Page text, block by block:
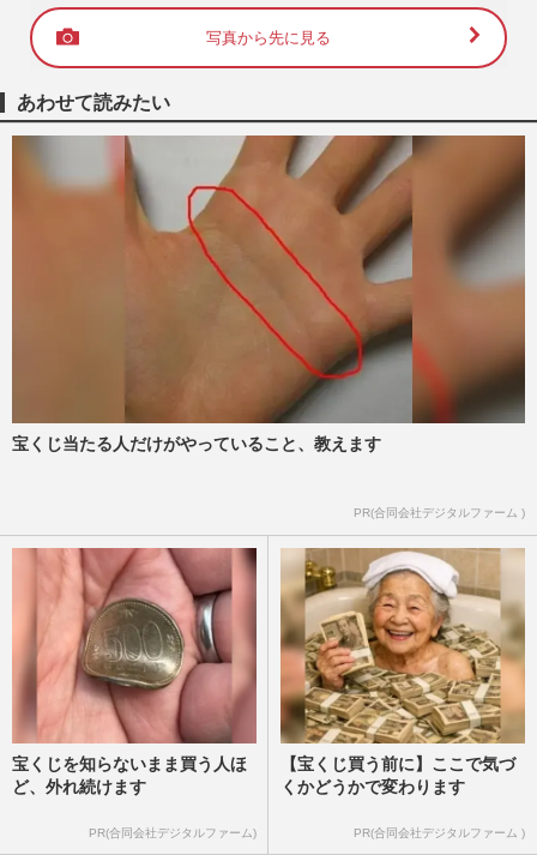
写真から先に見る
あわせて読みたい
宝くじ当たる人だけがやっていること、教えます
PR(合同会社デジタルファーム )
宝くじを知らないまま買う人ほ
ど、外れ続けます
PR(合同会社デジタルファーム)
【宝くじ買う前に】ここで気づ
くかどうかで変わります
PR(合同会社デジタルファーム )